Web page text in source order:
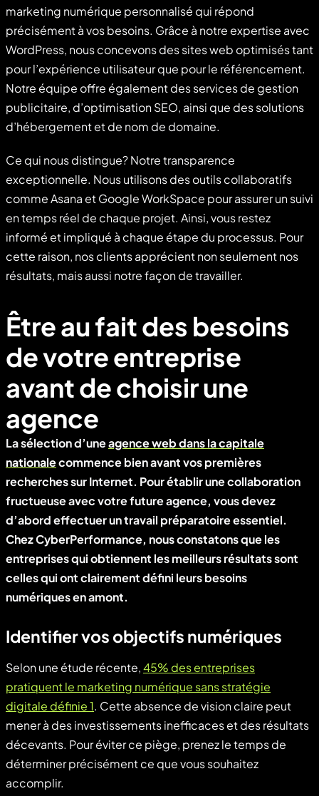
marketing numérique personnalisé qui répond
précisément à vos besoins. Grâce à notre expertise avec
WordPress, nous concevons des sites web optimisés tant
pour l’expérience utilisateur que pour le référencement.
Notre équipe offre également des services de gestion
publicitaire, d’optimisation SEO, ainsi que des solutions
d’hébergement et de nom de domaine.
Ce qui nous distingue? Notre transparence
exceptionnelle. Nous utilisons des outils collaboratifs
comme Asana et Google WorkSpace pour assurer un suivi
en temps réel de chaque projet. Ainsi, vous restez
informé et impliqué à chaque étape du processus. Pour
cette raison, nos clients apprécient non seulement nos
résultats, mais aussi notre façon de travailler.
Être au fait des besoins
de votre entreprise
avant de choisir une
agence
La sélection d’uneagence web dans la capitale
nationalecommence bien avant vos premières
recherches sur Internet. Pour établir une collaboration
fructueuse avec votre future agence, vous devez
d’abord effectuer un travail préparatoire essentiel.
Chez CyberPerformance, nous constatons que les
entreprises qui obtiennent les meilleurs résultats sont
celles qui ont clairement défini leurs besoins
numériques en amont.
Identifier vos objectifs numériques
Selon une étude récente,45% des entreprises
pratiquent le marketing numérique sans stratégie
digitale définie 1. Cette absence de vision claire peut
mener à des investissements inefficaces et des résultats
décevants. Pour éviter ce piège, prenez le temps de
déterminer précisément ce que vous souhaitez
accomplir.